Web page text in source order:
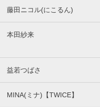
藤田ニコル(にこるん)
本田紗来
益若つばさ
MINA(ミナ)【TWICE】